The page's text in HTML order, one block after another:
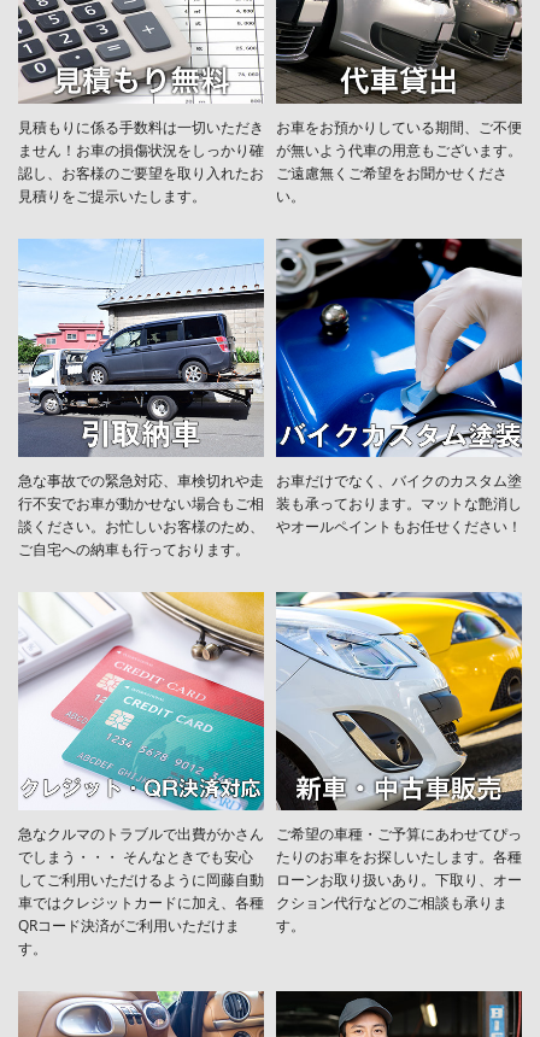
見積もりに係る手数料は一切いただき
ません！お車の損傷状況をしっかり確
認し、お客様のご要望を取り入れたお
見積りをご提示いたします。
お車をお預かりしている期間、ご不便
が無いよう代車の用意もございます。
ご遠慮無くご希望をお聞かせくださ
い。
急な事故での緊急対応、車検切れや走
行不安でお車が動かせない場合もご相
談ください。お忙しいお客様のため、
ご自宅への納車も行っております。
お車だけでなく、バイクのカスタム塗
装も承っております。マットな艶消し
やオールペイントもお任せください！
急なクルマのトラブルで出費がかさん
でしまう・・・ そんなときでも安心
してご利用いただけるように岡藤自動
車ではクレジットカードに加え、各種
QRコード決済がご利用いただけま
す。
ご希望の車種・ご予算にあわせてぴっ
たりのお車をお探しいたします。各種
ローンお取り扱いあり。下取り、オー
クション代行などのご相談も承りま
す。